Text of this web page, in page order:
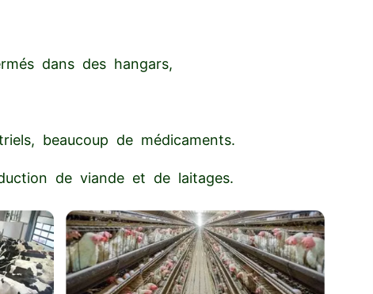
dans des hangars,
beaucoup de médicaments.
de viande et de laitages.